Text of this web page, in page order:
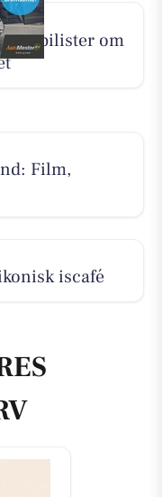
elbilister om
Film,
is­café